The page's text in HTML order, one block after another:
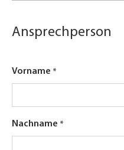
Ansprechperson
Vorname
Nachname